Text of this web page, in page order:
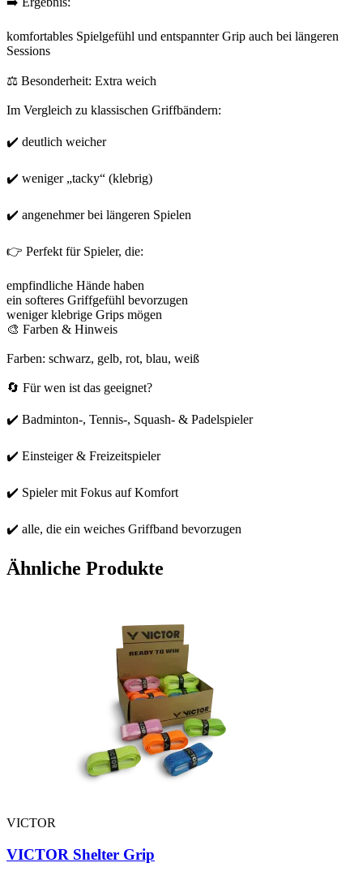
komfortables Spielgefühl und entspannter Grip auch bei längeren
Sessions
⚖️ Besonderheit: Extra weich
Im Vergleich zu klassischen Griffbändern:
✔️ deutlich weicher
✔️ weniger „tacky“ (klebrig)
✔️ angenehmer bei längeren Spielen
👉 Perfekt für Spieler, die:
empfindliche Hände haben
ein softeres Griffgefühl bevorzugen
weniger klebrige Grips mögen
🎨 Farben & Hinweis
Farben: schwarz, gelb, rot, blau, weiß
🔄 Für wen ist das geeignet?
✔️ Badminton-, Tennis-, Squash- & Padelspieler
✔️ Einsteiger & Freizeitspieler
✔️ Spieler mit Fokus auf Komfort
✔️ alle, die ein weiches Griffband bevorzugen
Ähnliche Produkte
VICTOR
VICTOR Shelter Grip